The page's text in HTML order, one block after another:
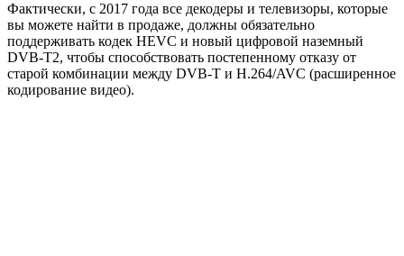
Фактически, с 2017 года все декодеры и телевизоры, которые
вы можете найти в продаже, должны обязательно
поддерживать кодек HEVC и новый цифровой наземный
DVB-T2, чтобы способствовать постепенному отказу от
старой комбинации между DVB-T и H.264/AVC (расширенное
кодирование видео).